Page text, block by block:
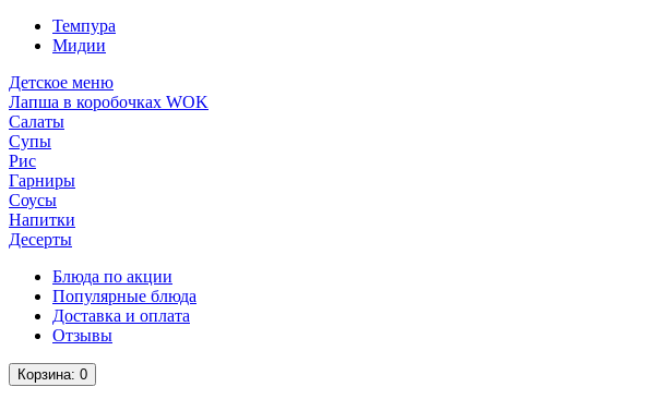
Темпура
Мидии
Детское меню
Лапша в коробочках WOK
Салаты
Супы
Рис
Гарниры
Соусы
Напитки
Десерты
Блюда по акции
Популярные блюда
Доставка и оплата
Отзывы
Корзина: 0